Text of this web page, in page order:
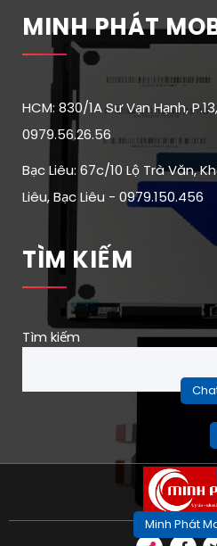
MINH PHÁT
HCM: 830/1A Sư Vạn Hạnh,
0979.56.26.56
Bạc Liêu: 67c/10 Lộ Trà Văn,
Liêu, Bạc Liêu - 0979.150.456
TÌM KIẾM
Tìm kiếm
Minh Phát